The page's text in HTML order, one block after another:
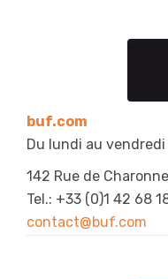
buf.com
Du lundi au vendredi
142 Rue de
Tel.: +33 (0)1 42 68
contact@buf.com